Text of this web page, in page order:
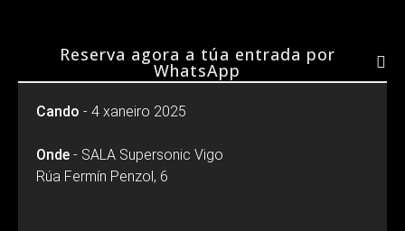
Reserva agora a túa entrada por
WhatsApp
Cando - 4 xaneiro 2025
Onde - SALA Supersonic Vigo
Rúa Fermín Penzol, 6